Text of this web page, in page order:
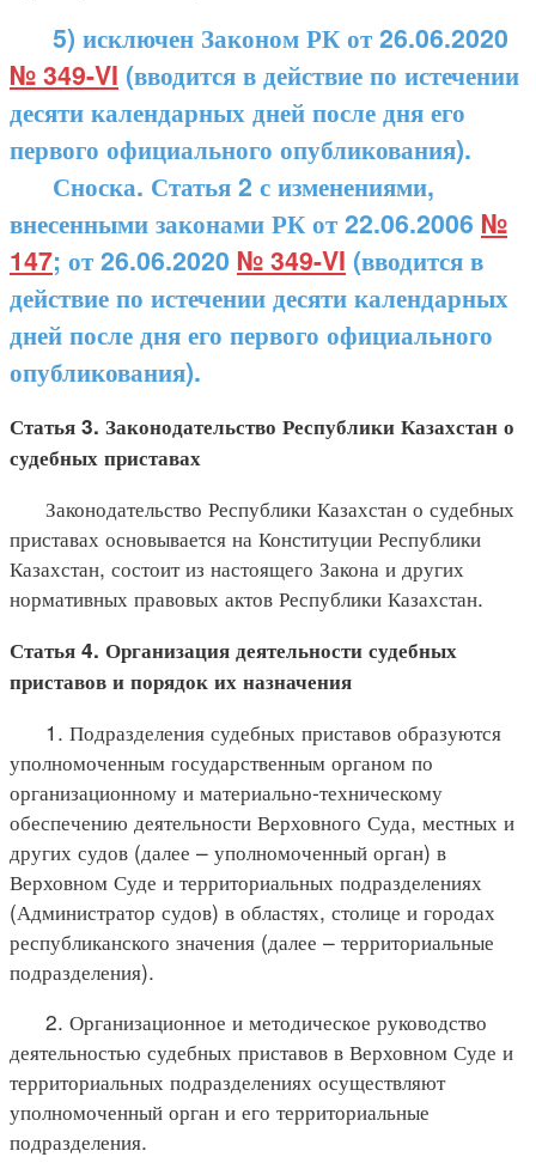
5) исключен Законом РК от 26.06.2020
№ 349-VI (вводится в действие по истечении
десяти календарных дней после дня его
первого официального опубликования).
Сноска. Статья 2 с изменениями,
внесенными законами РК от 22.06.2006 №
147; от 26.06.2020 № 349-VI (вводится в
действие по истечении десяти календарных
дней после дня его первого официального
опубликования).
Статья 3. Законодательство Республики Казахстан о
судебных приставах
Законодательство Республики Казахстан о судебных
приставах основывается на Конституции Республики
Казахстан, состоит из настоящего Закона и других
нормативных правовых актов Республики Казахстан.
Статья 4. Организация деятельности судебных
приставов и порядок их назначения
1. Подразделения судебных приставов образуются
уполномоченным государственным органом по
организационному и материально-техническому
обеспечению деятельности Верховного Суда, местных и
других судов (далее – уполномоченный орган) в
Верховном Суде и территориальных подразделениях
(Администратор судов) в областях, столице и городах
республиканского значения (далее – территориальные
подразделения).
2. Организационное и методическое руководство
деятельностью судебных приставов в Верховном Суде и
территориальных подразделениях осуществляют
уполномоченный орган и его территориальные
подразделения.